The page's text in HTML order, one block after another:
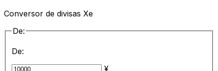
Conversor de divisas Xe
De:
De:
¥